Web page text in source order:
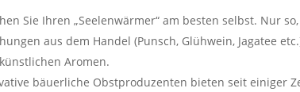
Sie Ihren „Seelenwärmer“ am besten selbst. Nur
aus dem Handel (Punsch, Glühwein, Jagatee
Aromen.
bäuerliche Obstproduzenten bieten seit einiger